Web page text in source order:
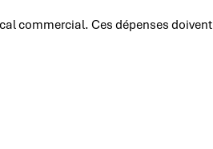
commercial. Ces dépenses doivent